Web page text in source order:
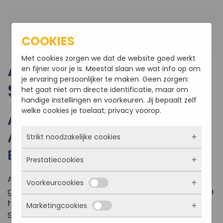
AANNEMER
STEENBERGEN
ASR BOUWBEDRIJF IS UW
AANNEMER IN STEENBERGEN
EN OMGEVING
Aannemer A.S.R. Bouwbedrijf BV is een
gerenommeerd aannemersbedrijf uit Roosendaal en
heeft al meer dan 25 jaar ervaring als bouwbedrijf in
Steenbergen en omgeving. Naast Steenbergen
COOKIES
Met cookies zorgen we dat de website goed werkt
en fijner voor je is. Meestal slaan we wat info op om
je ervaring persoonlijker te maken. Geen zorgen:
het gaat niet om directe identificatie, maar om
handige instellingen en voorkeuren. Jij bepaalt zelf
welke cookies je toelaat; privacy voorop.
Strikt noodzakelijke cookies
Deze cookies zorgen ervoor dat de website
überhaupt werkt. Ze zijn dus altijd actief en
kunnen niet worden uitgezet. Meestal worden
ze alleen geplaatst als jij iets doet, zoals
inloggen, een formulier invullen of je
privacyvoorkeuren opslaan. Je kunt je browser
Prestatiecookies
Met deze cookies zien we hoe vaak onze site
bezocht wordt, waar bezoekers vandaan
komen en welke pagina’s populair zijn. Zo
kunnen we de website blijven verbeteren.
Voorkeurcookies
Deze cookies onthouden jouw voorkeuren.
Bijvoorbeeld taalkeuze of ingevulde gegevens.
Marketingcookies